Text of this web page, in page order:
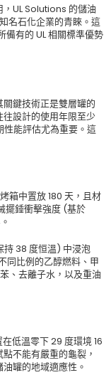
UL Solutions 的儲油
名石化企業的青睞。這
有的 UL 相關標準優勢
鍵技術正是雙層罐的
設計的使用年限至少
性能評估尤為重要。這
箱中置放 180 天，且材
擺錘衝擊強度 (基於
持 38 度恒溫) 中浸泡
同比例的乙醇燃料、甲
、去離子水，以及重油
低溫零下 29 度環境 16
不能有嚴重的龜裂，
罐的地域適應性。